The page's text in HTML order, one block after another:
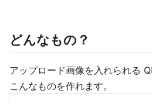
どんなもの？
アップロード画像を入れられる
こんなものを作れます。